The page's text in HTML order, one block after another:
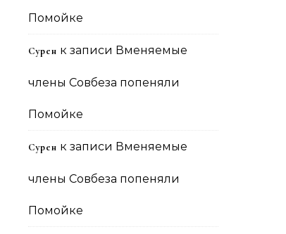
Помойке
Сурен к записи Вменяемые
члены Совбеза попеняли
Помойке
Сурен к записи Вменяемые
члены Совбеза попеняли
Помойке